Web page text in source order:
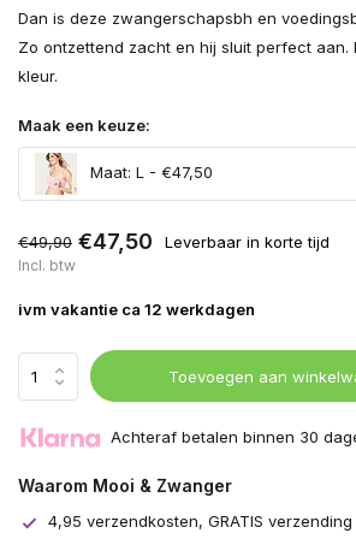
Dan is deze zwangerschapsbh en
Zo ontzettend zacht en hij sluit perfect aan.
kleur.
Maak een keuze:
Maat: L - €47,50
€49,90 €47,50 Leverbaar in korte tijd
Incl. btw
ivm vakantie ca 12 werkdagen
Toevoegen aan
Achteraf betalen binnen 30
Waarom Mooi & Zwanger
4,95 verzendkosten, GRATIS